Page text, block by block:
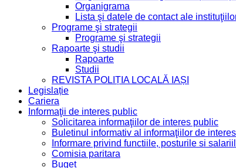
Organigrama
Lista şi datele de contact ale
Programe şi strategii
Programe şi strategii
Rapoarte şi studii
Rapoarte
Studii
REVISTA POLIȚIA LOCALĂ IAȘI
Legislație
Cariera
Informaţii de interes public
Solicitarea informaţiilor de interes public
Buletinul informativ al informaţiilor de
Informare privind functiile, posturile si
Comisia paritara
Buget